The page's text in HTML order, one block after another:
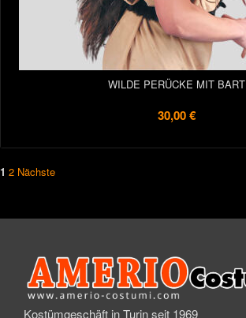
WILDE PERÜCKE MIT BART
30,00 €
1 2 Nächste
Kostümgeschäft in Turin seit 1969